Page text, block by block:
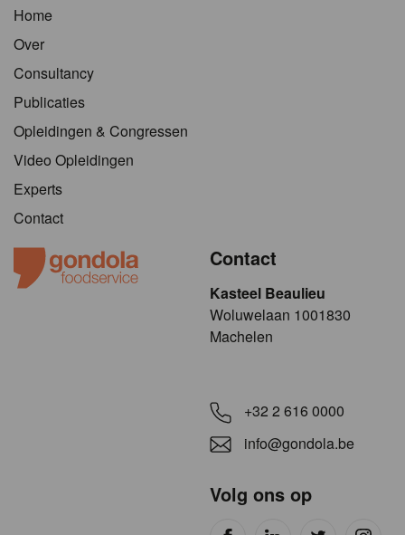
Home
Over
Consultancy
Publicaties
Opleidingen & Congressen
Video Opleidingen
Experts
Contact
Contact
Kasteel Beaulieu
​​​Woluwelaan 1001830
Machelen
+32 2 616 0000
info@gondola.be
Volg ons op